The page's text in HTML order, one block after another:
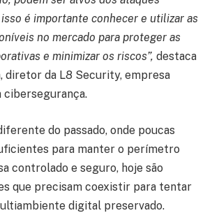
é importante conhecer e utilizar as
no mercado para proteger as
e minimizar os riscos”, destaca
diretor da L8 Security, empresa
cibersegurança.
do passado, onde poucas
para manter o perímetro
controlado e seguro, hoje são
que precisam coexistir para tentar
digital preservado.